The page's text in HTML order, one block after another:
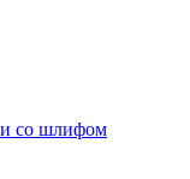
со шлифом